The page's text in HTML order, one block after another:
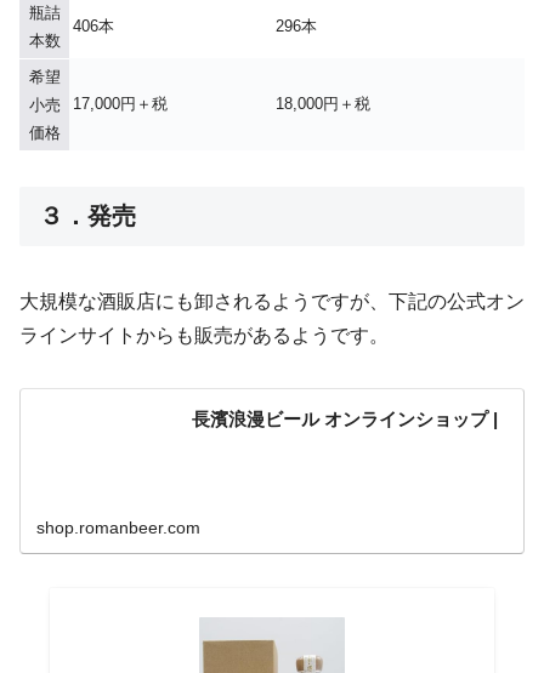
瓶詰
本数
406本 296本
希望
小売
価格
17,000円＋税 18,000円＋税
３．発売
大規模な酒販店にも卸されるようですが、下記の公式オン
ラインサイトからも販売があるようです。
長濱浪漫ビール オンラインショップ |
shop.romanbeer.com